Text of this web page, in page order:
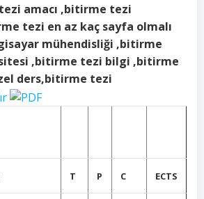
amacı ,bitirme tezi
tezi en az kaç sayfa olmalı
mühendisliği ,bitirme
,bitirme tezi bilgi ,bitirme
ders,bitirme tezi
T P C ECTS